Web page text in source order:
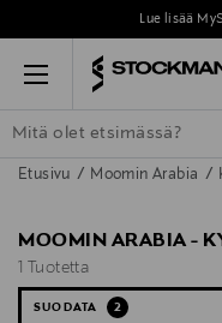
Lue lisää
Menu
ETSI KAIKKI NAISET
Etusivu Moomin Arabia
MOOMIN ARABIA -
1 Tuotetta
SUODATA 2